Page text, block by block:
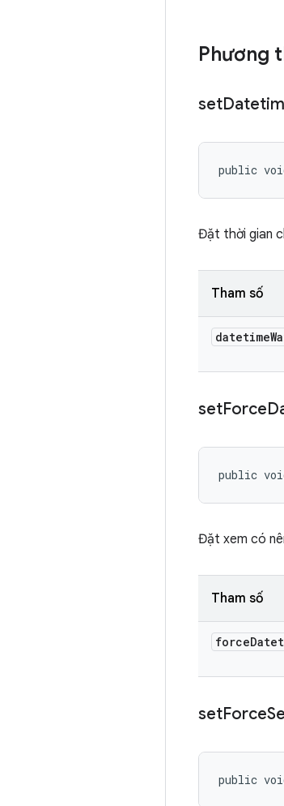
Phương
set
public
Đặt thời gian
Tham số
datetime
setForce
public
Đặt xem có
Tham số
force
setForce
public